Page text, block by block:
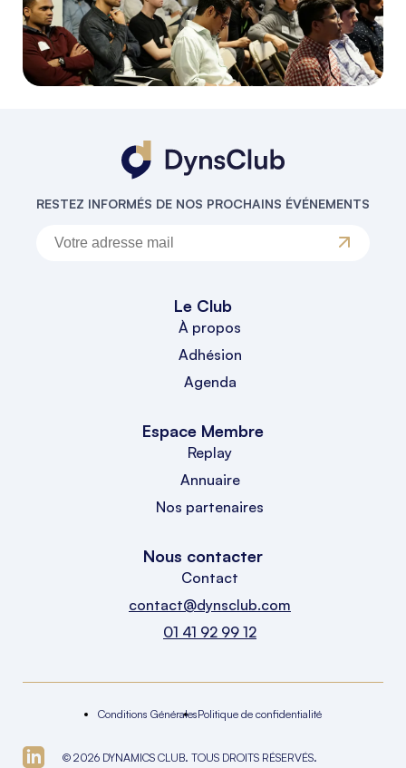
RESTEZ INFORMÉS DE NOS PROCHAINS ÉVÉNEMENTS
Le Club
À propos
Adhésion
Agenda
Espace Membre
Replay
Annuaire
Nos partenaires
Nous contacter
Contact
contact@dynsclub.com
01 41 92 99 12
© 2026 DYNAMICS CLUB. TOUS DROITS RÉSERVÉS.
Conditions GénéralesPolitique de confidentialité